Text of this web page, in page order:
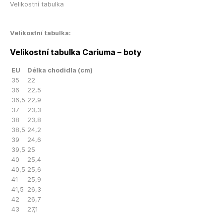
Velikostní tabulka
Velikostní tabulka:
Velikostní tabulka Cariuma – boty
EU
Délka chodidla (cm)
35
22
36
22,5
36,5 22,9
37
23,3
38
23,8
38,5 24,2
39
24,6
39,5 25
40
25,4
40,5 25,6
41
25,9
41,5 26,3
42
26,7
43
27,1